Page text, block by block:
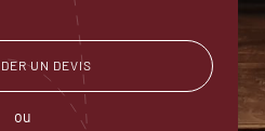
UN DEVIS
ou